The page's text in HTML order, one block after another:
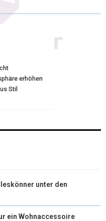
T
E
S
K I
erhöhen
Stil
unter den
ein Wohnaccessoire